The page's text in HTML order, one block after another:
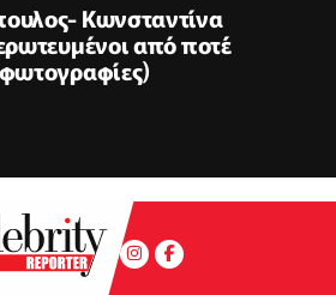
Κωνσταντίνα
από ποτέ